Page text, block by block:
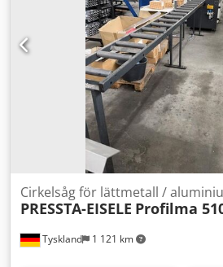
Tyskland 1 121 km
Cirkelsåg för lättmetall /
PRESSTA-EISELE Profilma